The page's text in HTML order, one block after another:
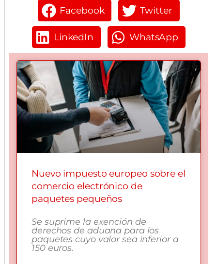
Facebook Twitter
LinkedIn WhatsApp
Nuevo impuesto europeo sobre el
comercio electrónico de
paquetes pequeños
Se suprime la exención de
derechos de aduana para los
paquetes cuyo valor sea inferior a
150 euros.